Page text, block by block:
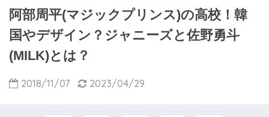
阿部周平(マジックプリンス)の高校！韓
国やデザイン？ジャニーズと佐野勇斗
(MILK)とは？
2018/11/07 2023/04/29